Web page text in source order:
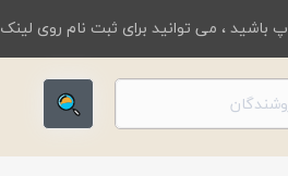
باشید ، می توانید برای ثبت نام روی